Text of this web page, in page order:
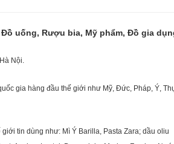
uống, Rượu bia, Mỹ phẩm, Đồ gia
Nội.
gia hàng đầu thế giới như Mỹ, Đức, Pháp, Ý,
tin dùng như: Mì Ý Barilla, Pasta Zara; dầu oliu